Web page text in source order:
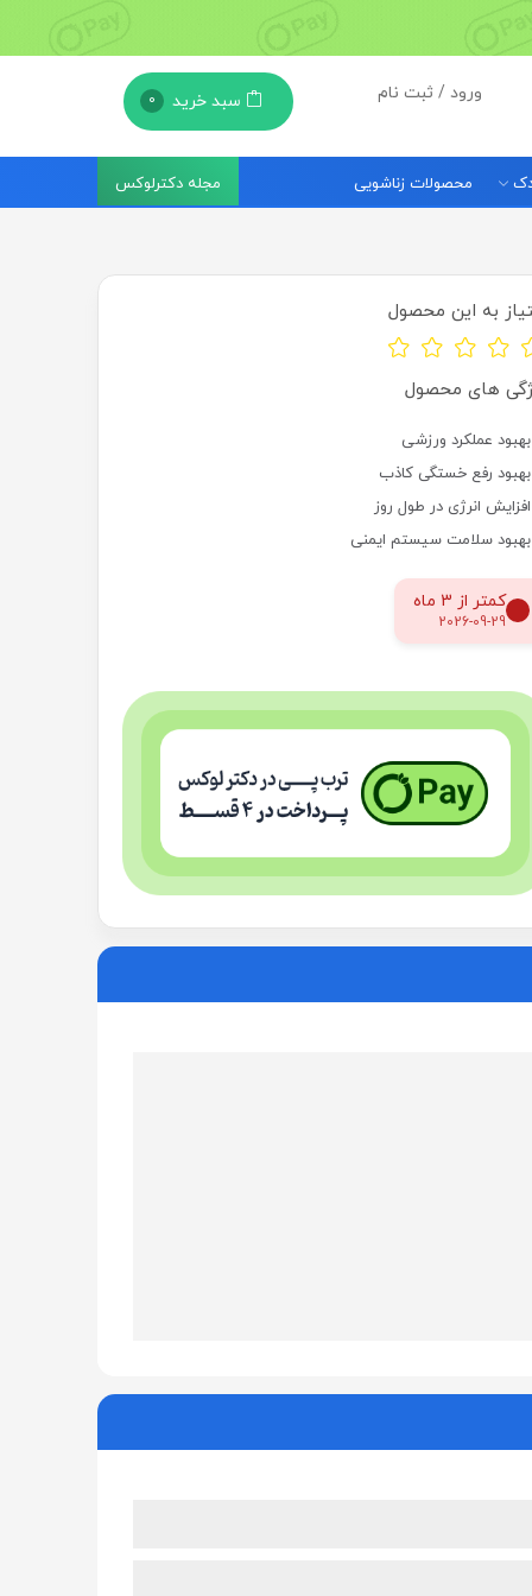
ورود / ثبت نام سبد خرید 0
محصولات زناشویی مجله دکترلوکس
به این محصول
های محصول
بهبود عملکرد ورزشی
بهبود رفع خستگی کاذب
افزایش انرژی در طول روز
بهبود سلامت سیستم ایمنی
کمتر از 3 ماه
2026-09-29